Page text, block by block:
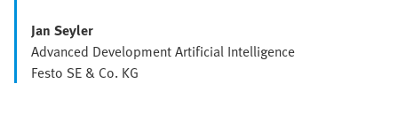
Jan Seyler
Advanced Development Artificial Intelligence
Festo SE & Co. KG